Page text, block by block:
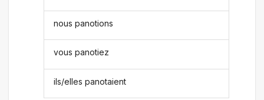
nous panotions
vous panotiez
ils/elles panotaient